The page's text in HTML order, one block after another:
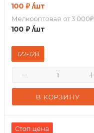
100 ₽ /шт
Мелкооптовая от 3 000₽
100 ₽ /шт
В КОРЗИНУ
122-128
Стоп цена